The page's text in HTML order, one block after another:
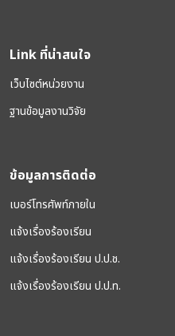
Link ที่น่าสนใจ
เว็บไซต์หน่วยงาน
ฐานข้อมูลงานวิจัย
ข้อมูลการติดต่อ
เบอร์โทรศัพท์ภายใน
แจ้งเรื่องร้องเรียน
แจ้งเรื่องร้องเรียน ป.ป.ช.
แจ้งเรื่องร้องเรียน ป.ป.ท.